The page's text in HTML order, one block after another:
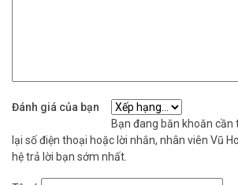
Đánh giá của bạn
Bạn đang băn khoăn cần
lại số điện thoại hoặc lời nhắn, nhân viên Vũ
hệ trả lời bạn sớm nhất.